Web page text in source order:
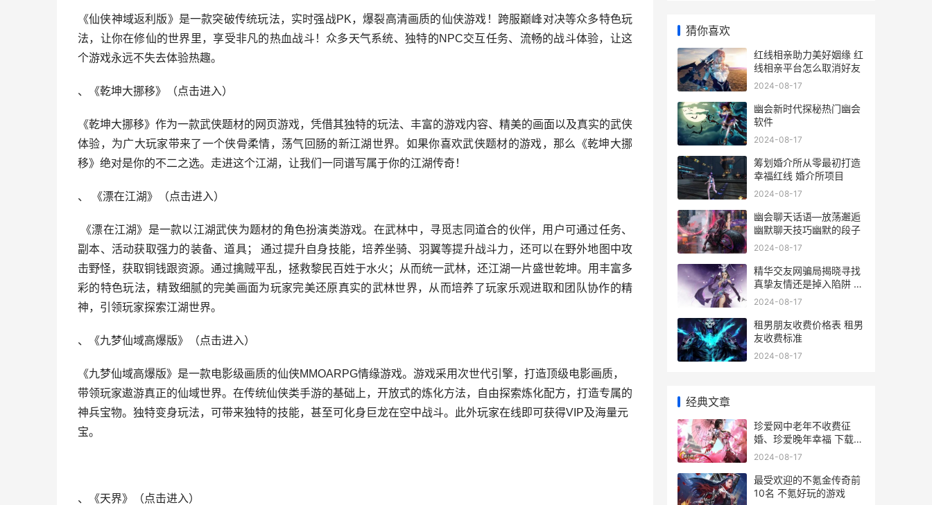
《仙侠神域返利版》是一款突破传统玩法，实时强战PK，爆裂高清画质的仙侠游戏！跨服巅峰对决等众多特色玩
法，让你在修仙的世界里，享受非凡的热血战斗！众多天气系统、独特的NPC交互任务、流畅的战斗体验，让这
个游戏永远不失去体验热趣。
、《乾坤大挪移》 （点击进入）
《乾坤大挪移》作为一款武侠题材的网页游戏，凭借其独特的玩法、丰富的游戏内容、精美的画面以及真实的武侠
体验，为广大玩家带来了一个侠骨柔情，荡气回肠的新江湖世界。如果你喜欢武侠题材的游戏，那么《乾坤大挪
移》绝对是你的不二之选。走进这个江湖，让我们一同谱写属于你的江湖传奇！
、 《漂在江湖》 （点击进 入）
《漂在江湖》是一款以江湖武侠为题材的角色扮演类游戏。在武林中，寻觅志同道合的伙伴，用户可通过任务、
副本、活动获取强力的装备、道具； 通过提升自身技能，培养坐骑、羽翼等提升战斗力，还可以在野外地图中攻
击野怪，获取铜钱跟资源。通过擒贼平乱，拯救黎民百姓于水火；从而统一武林，还江湖一片盛世乾坤。用丰富多
彩的特色玩法，精致细腻的完美画面为玩家完美还原真实的武林世界，从而培养了玩家乐观进取和团队协作的精
神，引领玩家探索江湖世界。
、《九梦仙域高爆版》（点击进 入）
《九梦仙域高爆版》是一款电影级画质的仙侠MMOARPG情缘游戏。游戏采用次世代引擎，打造顶级电影画质，
带领玩家遨游真正的仙域世界。在传统仙侠类手游的基础上，开放式的炼化方法，自由探索炼化配方，打造专属的
神兵宝物。独特变身玩法，可带来独特的技能，甚至可化身巨龙在空中战斗。此外玩家在线即可获得VIP及海量元
宝。
、《天界》（点击进 入）
猜你喜欢
红线相亲助力美好姻缘 红
线相亲平台怎么取消好友
2024-08-17
幽会新时代探秘热门幽会
软件
2024-08-17
筹划婚介所从零最初打造
幸福红线 婚介所项目
2024-08-17
幽会聊天话语—放荡邂逅
幽默聊天技巧幽默的段子
2024-08-17
精华交友网骗局揭晓寻找
真挚友情还是掉入陷阱 精
华交友网骗局曝光
2024-08-17
租男朋友收费价格表 租男
友收费标准
2024-08-17
经典文章
珍爱网中老年不收费征
婚、珍爱晚年幸福 下载老
年珍爱网
2024-08-17
最受欢迎的不氪金传奇前
10名 不氪好玩的游戏